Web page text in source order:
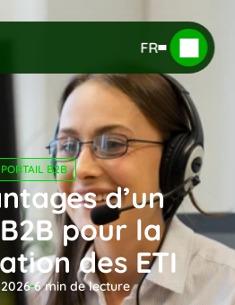
FR
PORTAIL B2B
d’un
pour la
des ETI
6 min de lecture